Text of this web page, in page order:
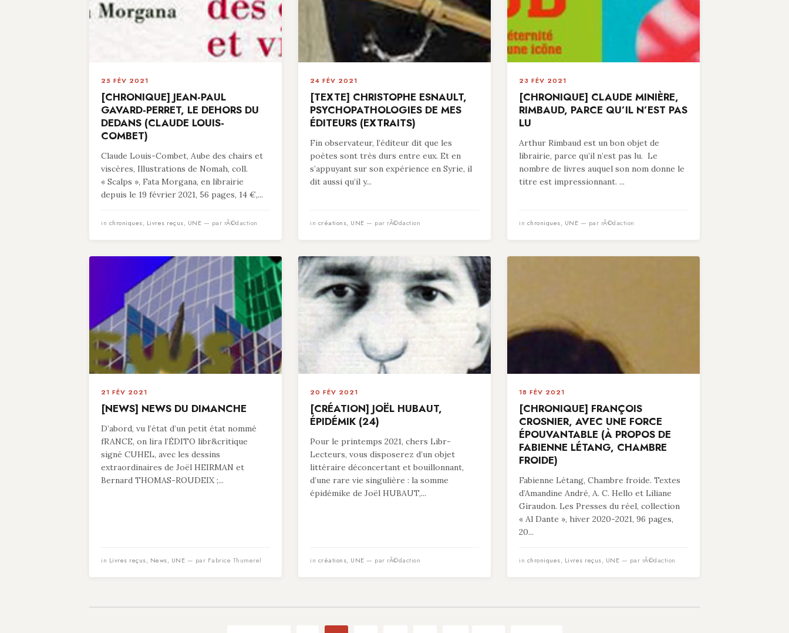
25 FÉV 2021
[CHRONIQUE] JEAN-PAUL
GAVARD-PERRET, LE DEHORS DU
DEDANS (CLAUDE LOUIS-
COMBET)
Claude Louis-Combet, Aube des chairs et
viscères, Illustrations de Nomah, coll.
« Scalps », Fata Morgana, en librairie
depuis le 19 février 2021, 56 pages, 14 €,...
in chroniques, Livres reçus, UNE — par rÃ©daction
24 FÉV 2021
[TEXTE] CHRISTOPHE ESNAULT,
PSYCHOPATHOLOGIES DE MES
ÉDITEURS (EXTRAITS)
Fin observateur, l’éditeur dit que les
poètes sont très durs entre eux. Et en
s’appuyant sur son expérience en Syrie, il
dit aussi qu’il y...
in créations, UNE — par rÃ©daction
23 FÉV 2021
[CHRONIQUE] CLAUDE MINIÈRE,
RIMBAUD, PARCE QU’IL N’EST PAS
LU
Arthur Rimbaud est un bon objet de
librairie, parce qu’il n’est pas lu. Le
nombre de livres auquel son nom donne le
titre est impressionnant. ...
in chroniques, UNE — par rÃ©daction
21 FÉV 2021
[NEWS] NEWS DU DIMANCHE
D’abord, vu l’état d’un petit état nommé
fRANCE, on lira l’ÉDITO libr&critique
signé CUHEL, avec les dessins
extraordinaires de Joël HEIRMAN et
Bernard THOMAS-ROUDEIX ;...
in Livres reçus, News, UNE — par Fabrice Thumerel
20 FÉV 2021
[CRÉATION] JOËL HUBAUT,
ÉPIDÉMIK (24)
Pour le printemps 2021, chers Libr-
Lecteurs, vous disposerez d’un objet
littéraire déconcertant et bouillonnant,
d’une rare vie singulière : la somme
épidémike de Joël HUBAUT,...
in créations, UNE — par rÃ©daction
18 FÉV 2021
[CHRONIQUE] FRANÇOIS
CROSNIER, AVEC UNE FORCE
ÉPOUVANTABLE (À PROPOS DE
FABIENNE LÉTANG, CHAMBRE
FROIDE)
Fabienne Létang, Chambre froide. Textes
d’Amandine André, A. C. Hello et Liliane
Giraudon. Les Presses du réel, collection
« Al Dante », hiver 2020-2021, 96 pages,
20...
in chroniques, Livres reçus, UNE — par rÃ©daction